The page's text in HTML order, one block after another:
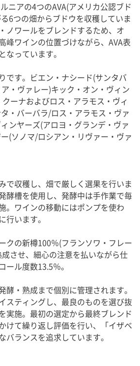
ニアの4つのAVA(アメリカ公認ブド
6つの畑からブドウを収穫していま
ノワールをブレンドするため、オ
峰ワインの位置づけながら、AVA表
なっています。
です。ビエン・ナシード(サンタバ
・ヴァレー)キック・オン・ヴィン
ーナおよびロス・アラモス・ヴィ
・バーバラ/ロス・アラモス・ヴァ
ンヤーズ(アロヨ・グランデ・ヴァ
(ソノマ/ロシアン・リヴァー・ヴァ
で収穫し、畑で厳しく選果を行いま
酵槽を使用し、発酵中は手作業で毎
。ワインの移動にはポンプを使わ
行います。
クの新樽100％(フランソワ・フレー
させ、細心の注意を払いながら仕
ール度数13.5％。
酵・熟成まで個別に管理されます。
スティングし、最良のものを選び抜
実施。最初の選定から最終ブレンド
けて繰り返し評価を行い、「イザベ
バランスを追求しています。